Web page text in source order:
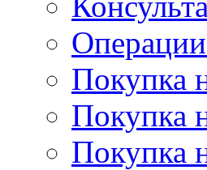
Покупка
Покупка
Покупка